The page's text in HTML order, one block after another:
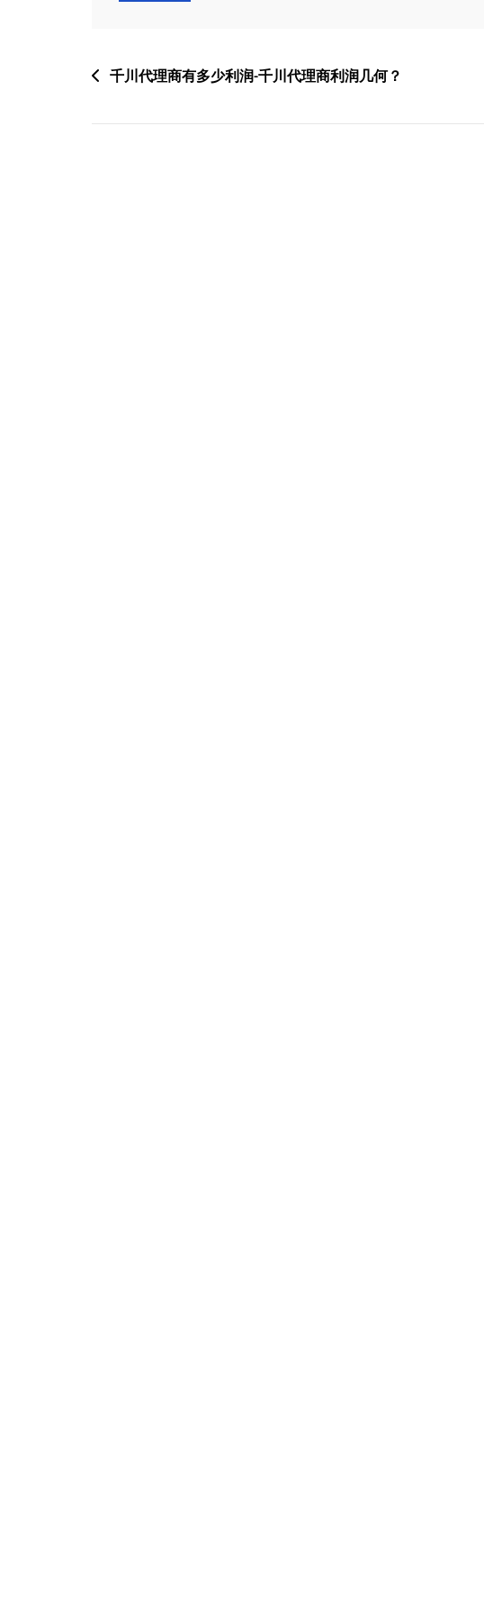
文千川代理商有多少利润-千川代理商利润几何？